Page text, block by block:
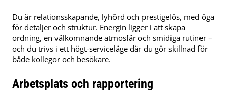
Du är relationsskapande, lyhörd och prestigelös, med öga
för detaljer och struktur. Energin ligger i att skapa
ordning, en välkomnande atmosfär och smidiga rutiner –
och du trivs i ett högt-serviceläge där du gör skillnad för
både kollegor och besökare.
Arbetsplats och rapportering